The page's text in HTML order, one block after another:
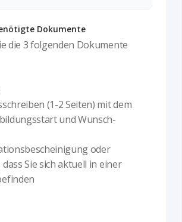
Dokumente
die 3 folgenden Dokumente
(1-2 Seiten) mit dem
und Wunsch-
oder
Sie sich aktuell in einer